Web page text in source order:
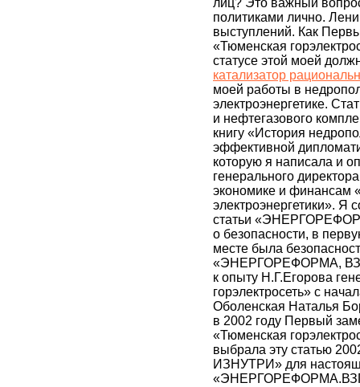
лиц? Это важный
политиками лично.
выступлений. Как
«Тюменская
статусе этой моей
катализатор
моей работы в
электроэнергетике.
и нефтегазового
книгу «История
эффективной
которую я написала и
генерального
экономике и финансам
электроэнергетики». Я
статьи
о безопасности, в
месте была
«ЭНЕРГОРЕФОРМА,
к опыту Н.Г.Егорова
горэлектросеть» с
Оболенская Наталья
в 2002 году Первый
«Тюменская
выбрала эту статью
ИЗНУТРИ» для